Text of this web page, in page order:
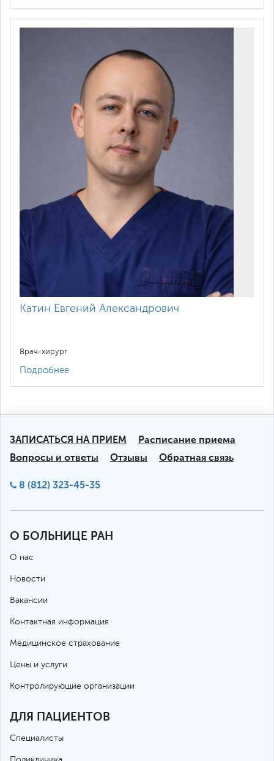
Катин Евгений Александрович
Врач-хирург
Подробнее
ЗАПИСАТЬСЯ НА ПРИЕМ
Расписание приема
Вопросы и ответы
Отзывы Обратная связь
8 (812) 323-45-35
О БОЛЬНИЦЕ РАН
О нас
Новости
Вакансии
Контактная информация
Медицинское страхование
Цены и услуги
Контролирующие организации
ДЛЯ ПАЦИЕНТОВ
Специалисты